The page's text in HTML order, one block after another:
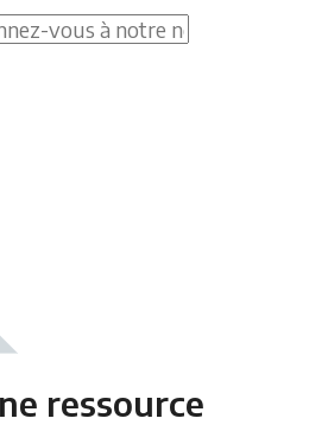
ressource